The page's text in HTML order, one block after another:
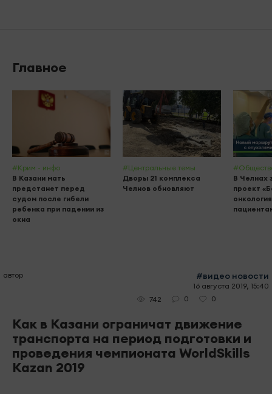
Главное
#Крим - инфо
В Казани мать
предстанет перед
судом после гибели
ребенка при падении из
окна
#Центральные темы
Дворы 21 комплекса
Челнов обновляют
В Челнах
проект
автор #видео новости
16 августа 2019, 15:40
742
0 0
Как в Казани ограничат движение
транспорта на период подготовки и
проведения чемпионата WorldSkills
Kazan 2019